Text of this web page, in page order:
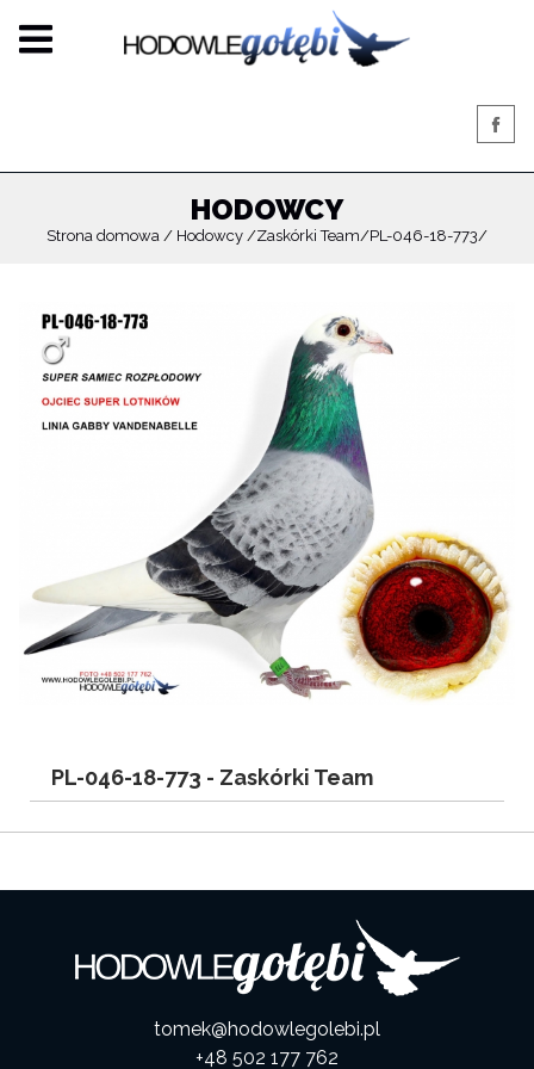
HODOWCY
Strona domowa Hodowcy Zaskórki Team PL-046-18-773
PL-046-18-773 - Zaskórki Team
tomek@hodowlegolebi.pl
+48 502 177 762